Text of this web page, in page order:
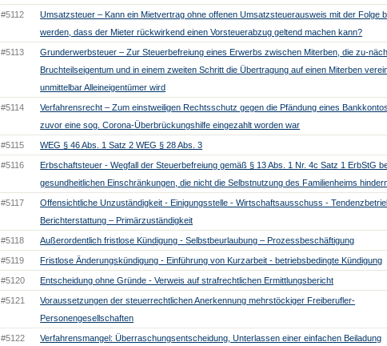
#5112
Umsatzsteuer – Kann ein Mietvertrag ohne offenen Umsatzsteuerausweis mit der Folge
werden, dass der Mieter rückwirkend einen Vorsteuerabzug geltend machen kann?
#5113
Grunderwerbsteuer – Zur Steuerbefreiung eines Erwerbs zwischen Miterben, die zu-
Bruchteilseigentum und in einem zweiten Schritt die Übertragung auf einen Miterben
unmittelbar Alleineigentümer wird
#5114
Verfahrensrecht – Zum einstweiligen Rechtsschutz gegen die Pfändung eines
zuvor eine sog. Corona-Überbrückungshilfe eingezahlt worden war
#5115 WEG § 46 Abs. 1 Satz 2 WEG § 28 Abs. 3
#5116
Erbschaftsteuer - Wegfall der Steuerbefreiung gemäß § 13 Abs. 1 Nr. 4c Satz 1 ErbStG
gesundheitlichen Einschränkungen, die nicht die Selbstnutzung des Familienheims
#5117
Offensichtliche Unzuständigkeit - Einigungsstelle - Wirtschaftsausschuss -
Berichterstattung – Primärzuständigkeit
#5118 Außerordentlich fristlose Kündigung - Selbstbeurlaubung – Prozessbeschäftigung
#5119 Fristlose Änderungskündigung - Einführung von Kurzarbeit - betriebsbedingte Kündigung
#5120 Entscheidung ohne Gründe - Verweis auf strafrechtlichen Ermittlungsbericht
#5121
Voraussetzungen der steuerrechtlichen Anerkennung mehrstöckiger Freiberufler-
Personengesellschaften
#5122 Verfahrensmangel: Überraschungsentscheidung, Unterlassen einer einfachen Beiladung